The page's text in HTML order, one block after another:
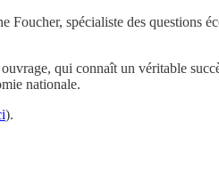
Foucher, spécialiste des questions
qui connaît un véritable
nationale.
).